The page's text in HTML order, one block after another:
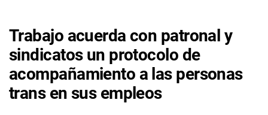
Trabajo acuerda con patronal y
sindicatos un protocolo de
acompañamiento a las personas
trans en sus empleos